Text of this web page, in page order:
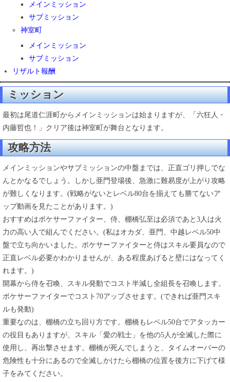
メインミッション
サブミッション
神室町
メインミッション
サブミッション
リザルト報酬
ミッション
最初は尾道仁涯町からメインミッションは始まりますが、「六狂人・
内藤哲也！」クリア後は神室町が舞台となります。
攻略方法
メインミッションやサブミッションの中盤までは、正直ゴリ押しでな
んとかなるでしょう。しかし亜門登場後、急激に難易度が上がり攻略
が難しくなります。(戦略がないとレベル80台を揃えても勝てないア
ップ動画を見たことがあります。)
おすすめはポケサーファイター、侍、棚橋弘至は必須であと3人は火
力の高い人で組んでください。(私はオカダ、亜門、中越レベル50中
盤で立ち向かいました。ポケサーファイターと侍はスキル要員なので
正直レベル必要かわかりませんが、ある程度あげると壁にはなってく
れます。)
開幕から侍を召喚、スキル発動でコスト半減し全組長を召喚します。
ポケサーファイターでコスト70アップさせます。(できれば亜門スキ
ルも発動)
重要なのは、棚橋の立ち回り方です。棚橋もレベル50台でアタッカー
の役目もありますが、スキル「愛の戦士」を他の5人が全滅した際に
使用し、再出撃させます。棚橋が死んでしまうと、タイムオーバーの
危険性も十分にあるので全滅しかけたら棚橋の位置を後方に下げて様
子をみてください。